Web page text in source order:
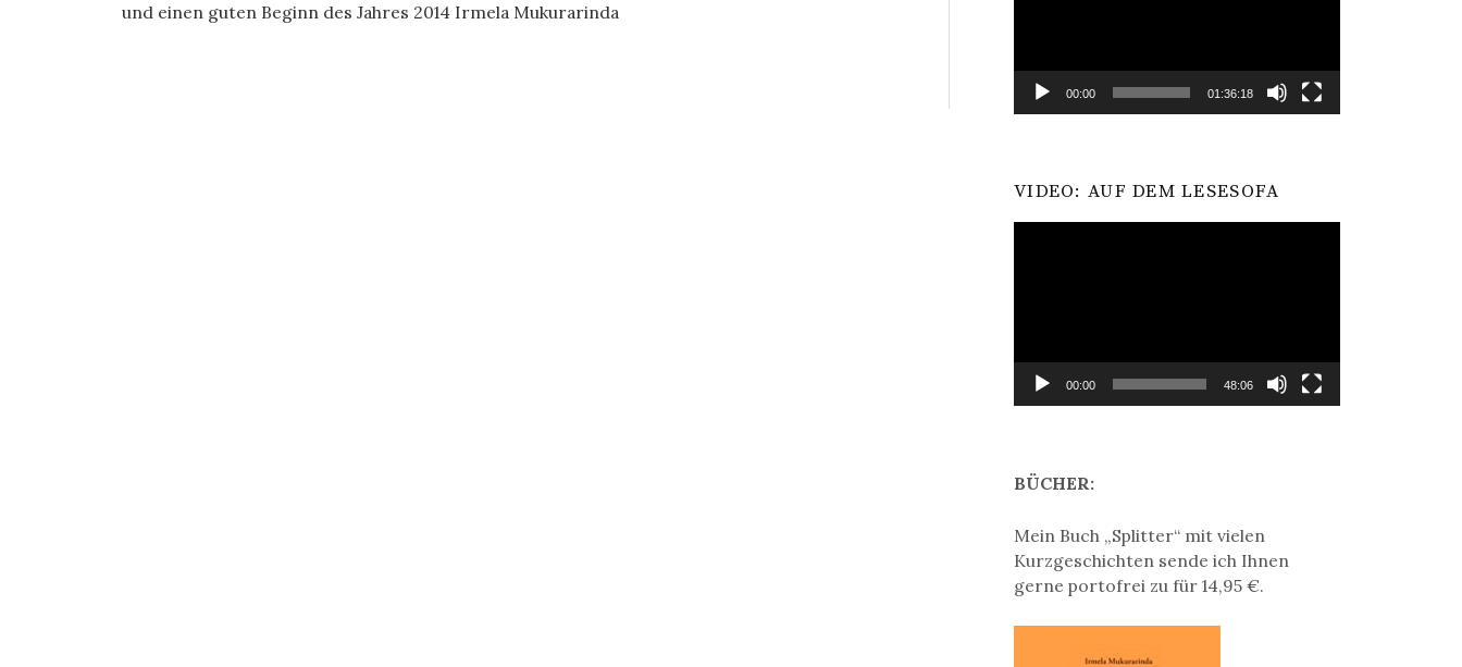
und einen guten Beginn des Jahres 2014 Irmela Mukurarinda
00:00 01:36:18
VIDEO: AUF DEM LESESOFA
00:00 48:06
BÜCHER:
Mein Buch „Splitter“ mit vielen
Kurzgeschichten sende ich Ihnen
gerne portofrei zu für 14,95 €.